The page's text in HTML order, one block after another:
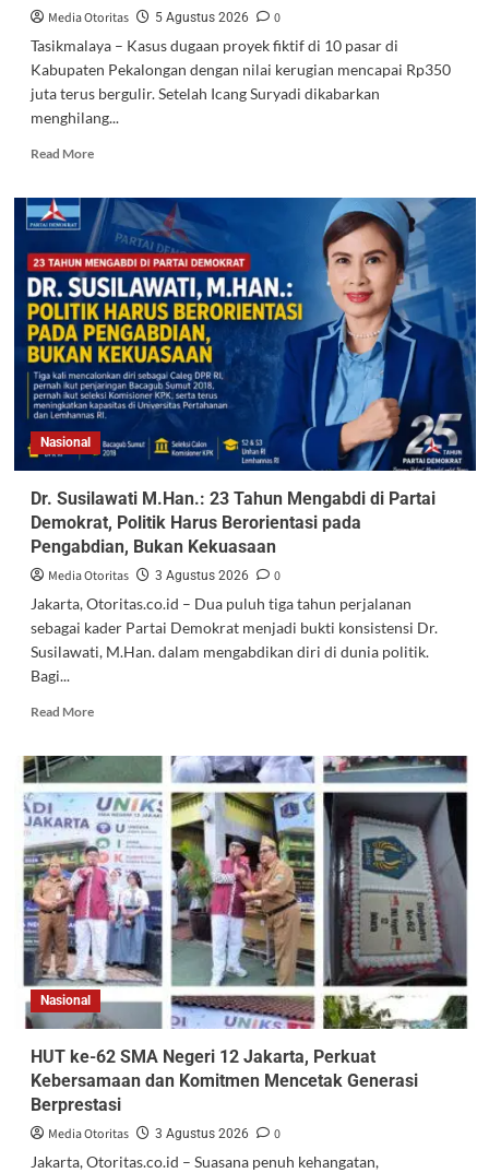
Media Otoritas 5 Agustus 2026
0
Tasikmalaya – Kasus dugaan proyek fiktif di 10 pasar di
Kabupaten Pekalongan dengan nilai kerugian mencapai Rp350
juta terus bergulir. Setelah Icang Suryadi dikabarkan
menghilang...
Read More
Nasional
Dr. Susilawati M.Han.: 23 Tahun Mengabdi di Partai
Demokrat, Politik Harus Berorientasi pada
Pengabdian, Bukan Kekuasaan
Media Otoritas 3 Agustus 2026
0
Jakarta, Otoritas.co.id – Dua puluh tiga tahun perjalanan
sebagai kader Partai Demokrat menjadi bukti konsistensi Dr.
Susilawati, M.Han. dalam mengabdikan diri di dunia politik.
Bagi...
Read More
Nasional
HUT ke-62 SMA Negeri 12 Jakarta, Perkuat
Kebersamaan dan Komitmen Mencetak Generasi
Berprestasi
Media Otoritas 3 Agustus 2026
0
Jakarta, Otoritas.co.id – Suasana penuh kehangatan,